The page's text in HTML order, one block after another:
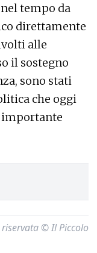
tempo da
direttamente
alle
il sostegno
sono stati
che oggi
importante
© Il Piccolo